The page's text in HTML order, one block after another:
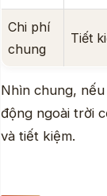
Chi phí
chung
Tiết
Nhìn chung,
động ngoài trời
và tiết kiệm.